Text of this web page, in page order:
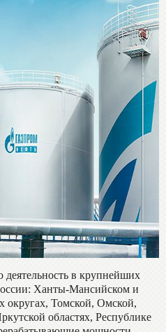
в крупнейших
Ханты-Мансийском и
Томской, Омской,
областях, Республике